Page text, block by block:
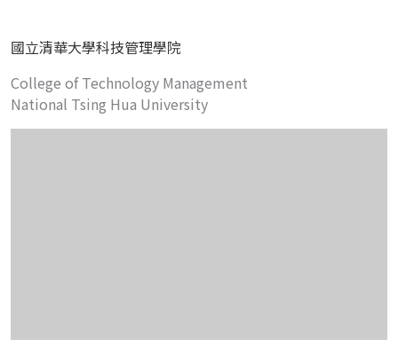
國立清華大學科技管理學院
College of Technology Management
National Tsing Hua University